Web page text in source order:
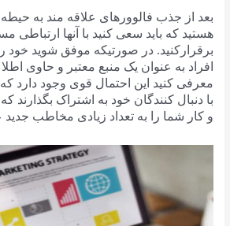
بعد از جذب فالوورهای علاقه مند به
هستید که باید سعی کنید با آنها ارتباطی
برقرارکنید. در صورتیکه موفق شوید خود
افراد به عنوان یک منبع معتبر و حاوی
معرفی کنید این احتمال قوی وجود دارد که
با دنبال کنندگان خود به اشتراک بگذارند
و کار شما را به تعداد زیادی مخاطب